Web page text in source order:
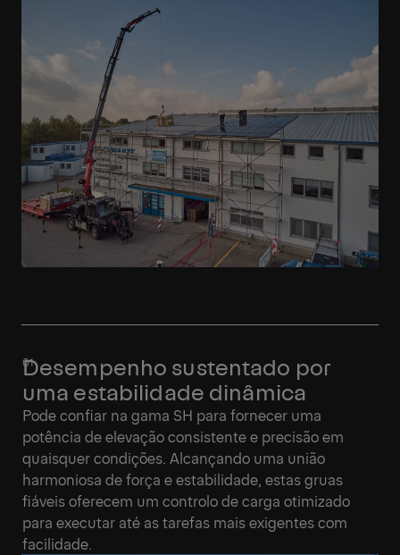
Desempenho sustentado por
uma estabilidade dinâmica
Pode confiar na gama SH para fornecer uma
potência de elevação consistente e precisão em
quaisquer condições. Alcançando uma união
harmoniosa de força e estabilidade, estas gruas
fiáveis oferecem um controlo de carga otimizado
para executar até as tarefas mais exigentes com
facilidade.